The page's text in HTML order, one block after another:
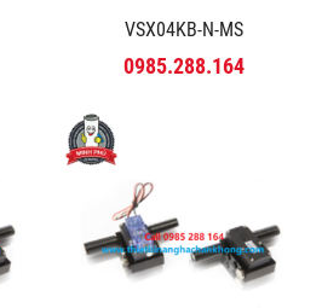
VSX04KB-N-MS
0985.288.164